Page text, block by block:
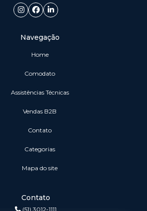
Navegação
Home
Comodato
Assistências Técnicas
vendas B2B
Contato
Categorias
Mapa do site
Contato
(51) 3012-1111